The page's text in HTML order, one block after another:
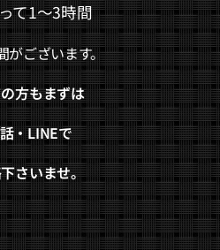
て1～3時間
がございます。
方もまずは
・LINEで
さいませ。